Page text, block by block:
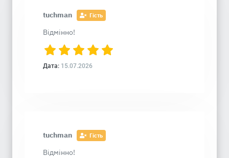
tuchman Гість
Відмінно!
Дата: 15.07.2026
tuchman Гість
Відмінно!